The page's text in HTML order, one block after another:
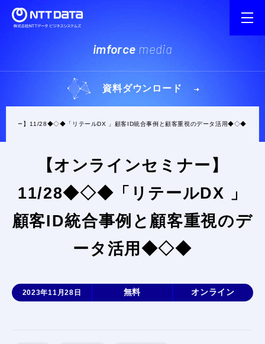
imforce media
資料ダウンロード
ミナー】11/28◆◇◆「リテールDX 」顧客ID統合事例と顧客重視のデータ活用◆◇◆
【オンラインセミナー】
11/28◆◇◆「リテールDX 」
顧客ID統合事例と顧客重視のデ
ータ活用◆◇◆
2023年11月28日 無料 オンライン